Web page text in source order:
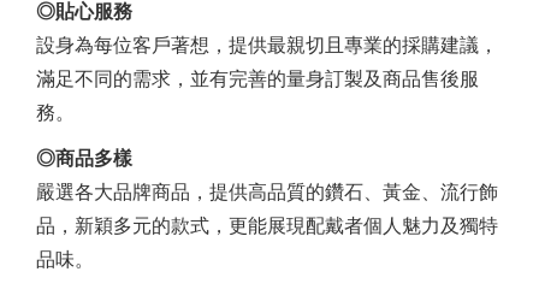
◎貼心服務
設身為每位客戶著想，提供最親切且專業的採購建議，
滿足不同的需求，並有完善的量身訂製及商品售後服
務。
◎商品多樣
嚴選各大品牌商品，提供高品質的鑽石、黃金、流行飾
品，新穎多元的款式，更能展現配戴者個人魅力及獨特
品味。